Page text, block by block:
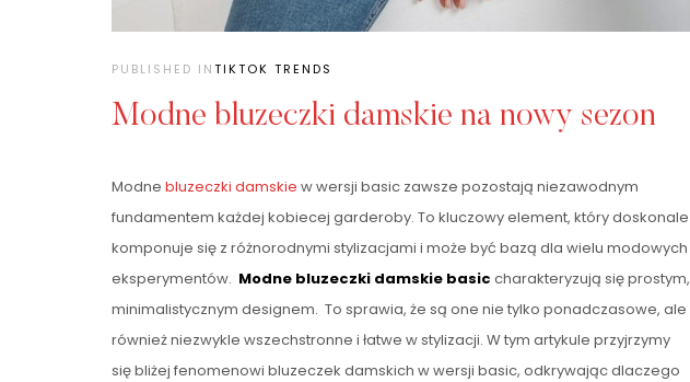
PUBLISHED INTIKTOK TRENDS
Modne bluzeczki damskie na nowy sezon
Modne bluzeczki damskie w wersji basic zawsze pozostają niezawodnym
fundamentem każdej kobiecej garderoby. To kluczowy element, który doskonale
komponuje się z różnorodnymi stylizacjami i może być bazą dla wielu modowych
eksperymentów. Modne bluzeczki damskie basic charakteryzują się prostym,
minimalistycznym designem. To sprawia, że są one nie tylko ponadczasowe, ale
również niezwykle wszechstronne i łatwe w stylizacji. W tym artykule przyjrzymy
się bliżej fenomenowi bluzeczek damskich w wersji basic, odkrywając dlaczego